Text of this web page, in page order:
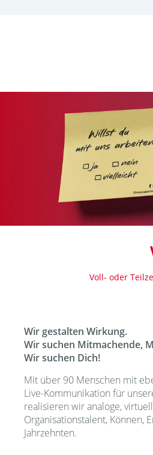
Voll- oder
Wir gestalten Wirkung.
Wir suchen Mitmachende,
Wir suchen Dich!
Mit über 90 Menschen mit
Live-Kommunikation für
realisieren wir analoge,
Organisationstalent, Können,
Jahrzehnten.